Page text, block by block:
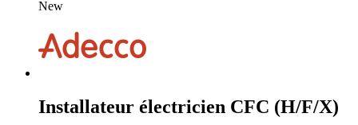
New
Installateur électricien CFC (H/F/X)